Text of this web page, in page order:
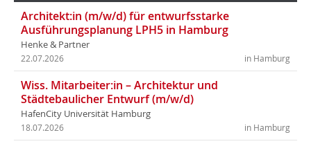
Architekt:in (m/w/d) für entwurfsstarke
Ausführungsplanung LPH5 in Hamburg
Henke & Partner
in Hamburg
22.07.2026
Wiss. Mitarbeiter:in – Architektur und
Städtebaulicher Entwurf (m/w/d)
HafenCity Universität Hamburg
in Hamburg
18.07.2026